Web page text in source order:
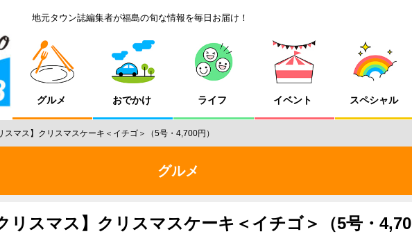
地元タウン誌編集者が福島の旬な情報を毎日お届け！
グルメ おでかけ ライフ イベント スペシャル
スマス】クリスマスケーキ＜イチゴ＞（5号・4,700円）
グルメ
リスマス】クリスマスケーキ＜イチゴ＞（5号・4,70